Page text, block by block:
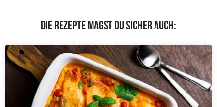
Die Rezepte magst du sicher auch: